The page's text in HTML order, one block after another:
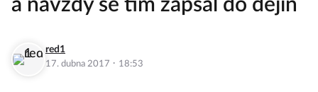
a navždy se tím zapsal do dějin
red1
17. dubna 2017 · 18:53